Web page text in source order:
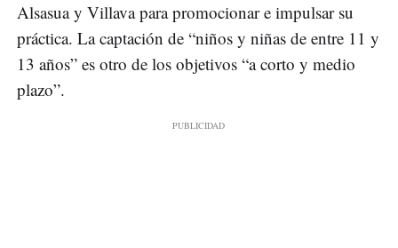
Alsasua y Villava para promocionar e impulsar su
práctica. La captación de “niños y niñas de entre 11 y
13 años” es otro de los objetivos “a corto y medio
plazo”.